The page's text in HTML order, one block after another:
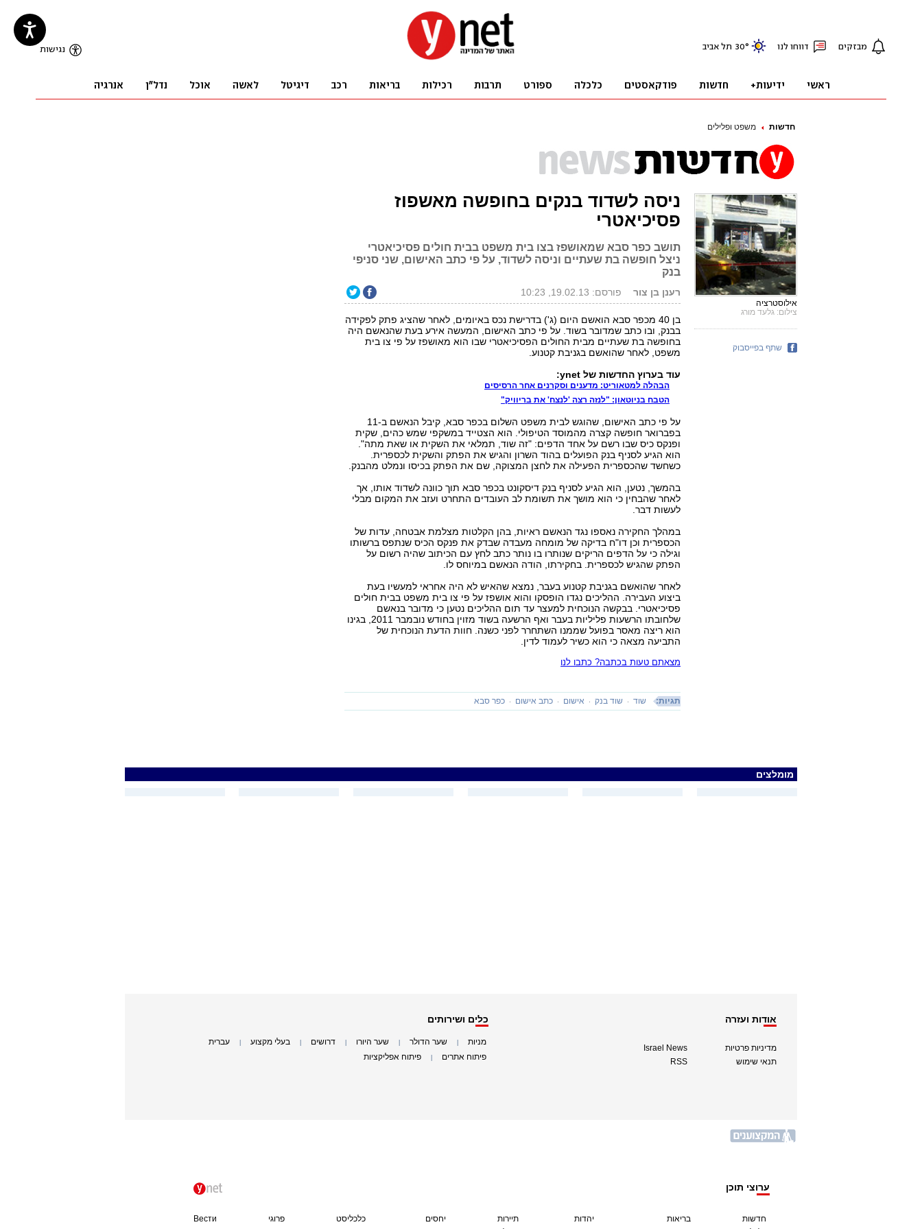
חדשות משפט ופלילים
ניסה לשדוד בנקים בחופשה מאשפוז
פסיכיאטרי
תושב כפר סבא שמאושפז בצו בית משפט בבית חולים פסיכיאטרי
ניצל חופשה בת שעתיים וניסה לשדוד, על פי כתב האישום, שני סניפי
בנק
רענן בן צור פורסם: 19.02.13, 10:23
בן 40 מכפר סבא הואשם היום (ג') בדרישת נכס באיומים, לאחר שהציג פתק לפקידה
בבנק, ובו כתב שמדובר בשוד. על פי כתב האישום, המעשה אירע בעת שהנאשם היה
בחופשה בת שעתיים מבית החולים הפסיכיאטרי שבו הוא מאושפז על פי צו בית
משפט, לאחר שהואשם בגניבת קטנוע.
עוד בערוץ החדשות של ynet:
הבהלה למטאוריט: מדענים וסקרנים אחר הרסיסים
הטבח בניוטאון: "לנזה רצה 'לנצח' את בריוויק"
על פי כתב האישום, שהוגש לבית משפט השלום בכפר סבא, קיבל הנאשם ב-11
בפברואר חופשה קצרה מהמוסד הטיפולי. הוא הצטייד במשקפי שמש כהים, שקית
ופנקס כיס שבו רשם על אחד הדפים: "זה שוד, תמלאי את השקית או שאת מתה".
הוא הגיע לסניף בנק הפועלים בהוד השרון והגיש את הפתק והשקית לכספרית.
כשחשד שהכספרית הפעילה את לחצן המצוקה, שם את הפתק בכיסו ונמלט מהבנק.
בהמשך, נטען, הוא הגיע לסניף בנק דיסקונט בכפר סבא תוך כוונה לשדוד אותו, אך
לאחר שהבחין כי הוא מושך את תשומת לב העובדים התחרט ועזב את המקום מבלי
לעשות דבר.
במהלך החקירה נאספו נגד הנאשם ראיות, בהן הקלטות מצלמת אבטחה, עדות של
הכספרית וכן דו"ח בדיקה של מומחה מעבדה שבדק את פנקס הכיס שנתפס ברשותו
וגילה כי על הדפים הריקים שנותרו בו נותר כתב לחץ עם הכיתוב שהיה רשום על
הפתק שהגיש לכספרית. בחקירתו, הודה הנאשם במיוחס לו.
לאחר שהואשם בגניבת קטנוע בעבר, נמצא שהאיש לא היה אחראי למעשיו בעת
ביצוע העבירה. ההליכים נגדו הופסקו והוא אושפז על פי צו בית משפט בבית חולים
פסיכיאטרי. בבקשה הנוכחית למעצר עד תום ההליכים נטען כי מדובר בנאשם
שלחובתו הרשעות פליליות בעבר ואף הרשעה בשוד מזוין בחודש נובמבר 2011, בגינו
הוא ריצה מאסר בפועל שממנו השתחרר לפני כשנה. חוות הדעת הנוכחית של
התביעה מצאה כי הוא כשיר לעמוד לדין.
מצאתם טעות בכתבה? כתבו לנו
תגיות: שוד שוד בנק אישום כתב אישום כפר סבא
אילוסטרציה
צילום: גלעד מורג
שתף בפייסבוק
מומלצים
אודות ועזרה
מדיניות פרטיות
תנאי שימוש
Israel News
RSS
כלים ושירותים
מניות שער הדולר שער היורו דרושים בעלי מקצוע עברית
פיתוח אתרים פיתוח אפליקציות
ערוצי תוכן
חדשות
בריאות
יהדות
תיירות
יחסים
כלכליסט פרוגי Вести